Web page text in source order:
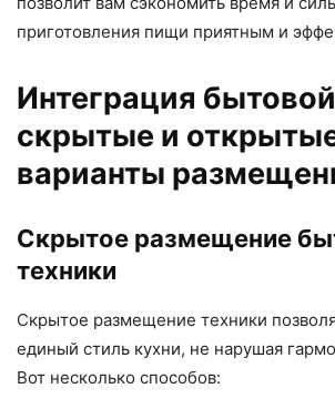
приготовления пищи приятным и
Интеграция
скрытые и
варианты
Скрытое размещение
техники
Скрытое размещение техники
единый стиль кухни, не нарушая
Вот несколько способов: